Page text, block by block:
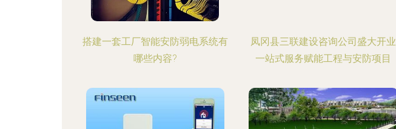
搭建一套工厂智能安防弱电系统有
哪些内容?
凤冈县三联建设咨询公司盛大开业
一站式服务赋能工程与安防项目